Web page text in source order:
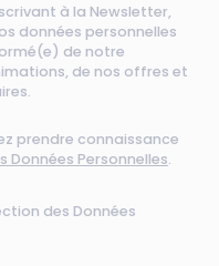
à la Newsletter,
données personnelles
de notre
de nos offres et
prendre connaissance
Personnelles.
des Données